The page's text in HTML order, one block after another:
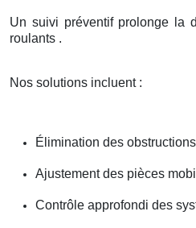
Un suivi préventif prolonge la
roulants .
Nos solutions incluent :
Élimination des
Ajustement des pièces
Contrôle approfondi des